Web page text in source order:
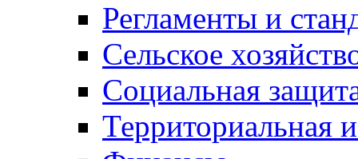
Регламенты и
Сельское
Социальная
Территориальная